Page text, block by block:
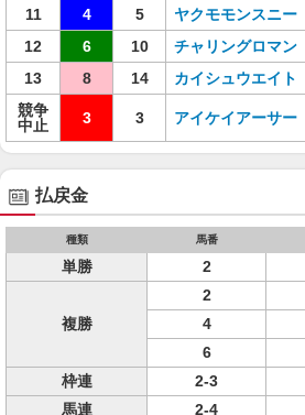
11
4 5 ヤクモモンスニー
12
6 10 チャリングロマン
13
8 14 カイシュウエイト
競争
中止
3 3 アイケイアーサー
払戻金
種類 馬番
単勝 2
複勝
2
4
6
枠連
2-3
馬連
2-4